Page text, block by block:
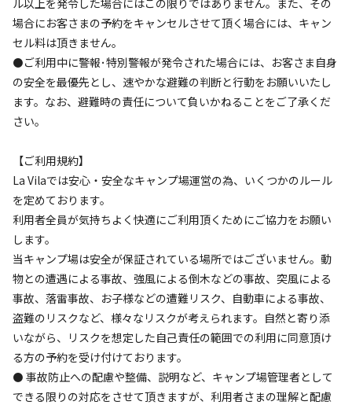
場合にお客さまの予約をキャンセルさせて頂く場合には、キャン
セル料は頂きません。
⚫ご利用中に警報･特別警報が発令された場合には、お客さま自身
の安全を最優先とし、速やかな避難の判断と行動をお願いいたし
ます。なお、避難時の責任について負いかねることをご了承くだ
さい。
【ご利用規約】
La Vilaでは安心・安全なキャンプ場運営の為、いくつかのルール
を定めております。
利用者全員が気持ちよく快適にご利用頂くためにご協力をお願い
します。
当キャンプ場は安全が保証されている場所ではございません。動
物との遭遇による事故、強風による倒木などの事故、突風による
事故、落雷事故、お子様などの遭難リスク、自動車による事故、
盗難のリスクなど、様々なリスクが考えられます。自然と寄り添
いながら、リスクを想定した自己責任の範囲での利用に同意頂け
る方の予約を受け付けております。
⚫ 事故防止への配慮や整備、説明など、キャンプ場管理者として
できる限りの対応をさせて頂きますが、利用者さまの理解と配慮
利用人数
検索対象
キャンプサイト（
宿泊 区画サイト
区画サイト①【15.75㎡】